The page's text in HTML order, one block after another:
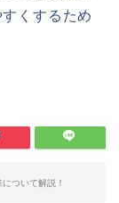
くするため
ついて解説！